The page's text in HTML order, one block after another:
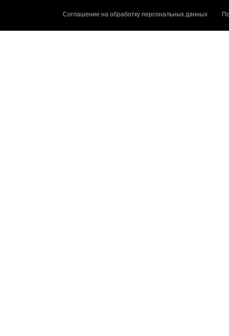
Соглашение на обработку персональных данных